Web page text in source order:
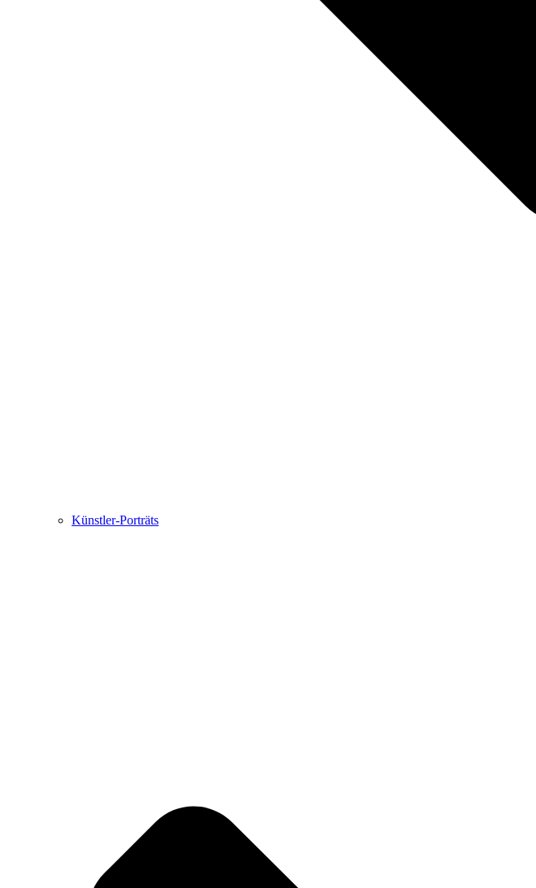
Künstler-Porträts